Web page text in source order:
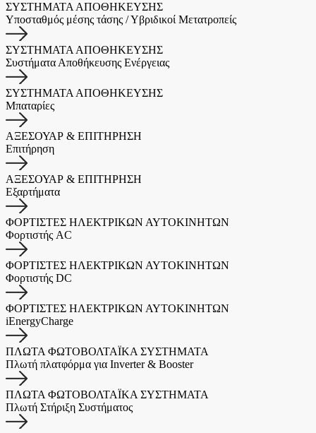
ΣΥΣΤΗΜΑΤΑ ΑΠΟΘΗΚΕΥΣΗΣ
Υποσταθμός μέσης τάσης / Υβριδικοί Μετατροπείς
ΣΥΣΤΗΜΑΤΑ ΑΠΟΘΗΚΕΥΣΗΣ
Συστήματα Αποθήκευσης Ενέργειας
ΣΥΣΤΗΜΑΤΑ ΑΠΟΘΗΚΕΥΣΗΣ
Μπαταρίες
ΑΞΕΣΟΥΑΡ & ΕΠΙΤΗΡΗΣΗ
Επιτήρηση
ΑΞΕΣΟΥΑΡ & ΕΠΙΤΗΡΗΣΗ
Εξαρτήματα
ΦΟΡΤΙΣΤΕΣ ΗΛΕΚΤΡΙΚΩΝ ΑΥΤΟΚΙΝΗΤΩΝ
Φορτιστής AC
ΦΟΡΤΙΣΤΕΣ ΗΛΕΚΤΡΙΚΩΝ ΑΥΤΟΚΙΝΗΤΩΝ
Φορτιστής DC
ΦΟΡΤΙΣΤΕΣ ΗΛΕΚΤΡΙΚΩΝ ΑΥΤΟΚΙΝΗΤΩΝ
iEnergyCharge
ΠΛΩΤΑ ΦΩΤΟΒΟΛΤΑΪΚΑ ΣΥΣΤΗΜΑΤΑ
Πλωτή πλατφόρμα για Inverter & Booster
ΠΛΩΤΑ ΦΩΤΟΒΟΛΤΑΪΚΑ ΣΥΣΤΗΜΑΤΑ
Πλωτή Στήριξη Συστήματος